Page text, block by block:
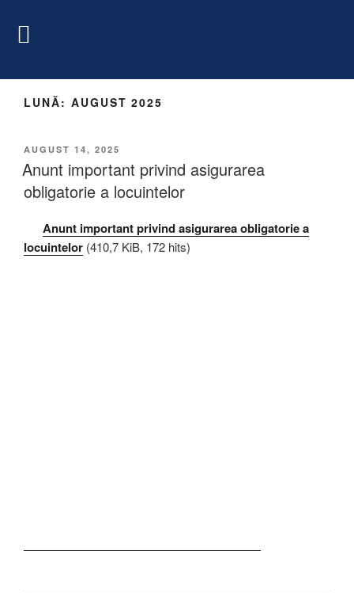
LUNĂ: AUGUST 2025
AUGUST 14, 2025
Anunt important privind asigurarea
obligatorie a locuintelor
Anunt important privind asigurarea obligatorie a
locuintelor (410,7 KiB, 172 hits)